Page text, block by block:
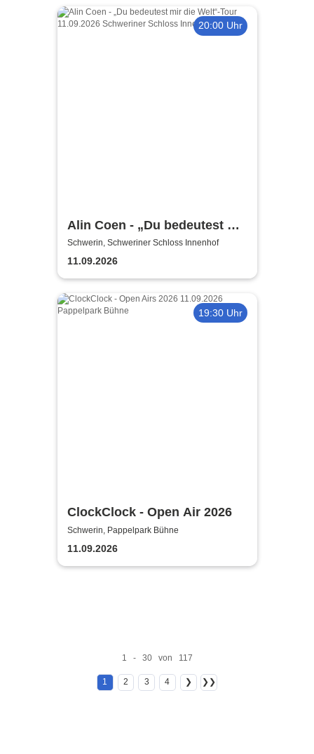
20:00 Uhr
Alin Coen - „Du bedeutest mir
die Welt“-Tour
Schwerin, Schweriner Schloss Innenhof
11.09.2026
19:30 Uhr
ClockClock - Open Air 2026
Schwerin, Pappelpark Bühne
11.09.2026
1 - 30 von 117
1 2 3 4 ❯ ❯❯